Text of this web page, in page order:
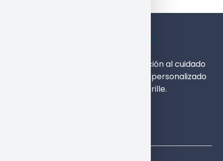
Clínica Landi: excelencia y dedicación al cuidado
dental integral. Innovación y trato personalizado
para que cada sonrisa brille.